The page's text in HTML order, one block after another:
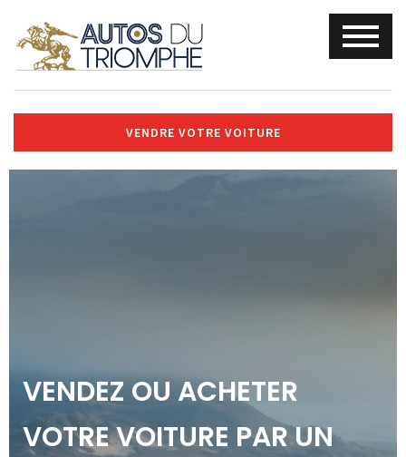
VENDRE VOTRE VOITURE
VENDEZ OU ACHETER
VOTRE VOITURE PAR UN